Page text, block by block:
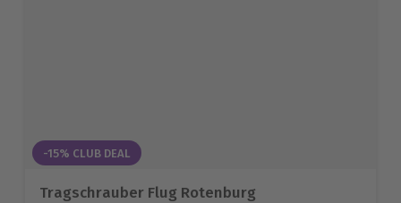
-15% CLUB DEAL
Tragschrauber Flug Rotenburg